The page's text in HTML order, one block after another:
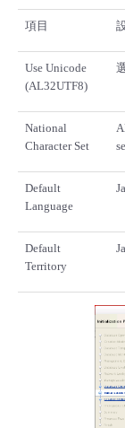
項目
Use Unicode
(AL32UTF8)
National
Character Set
Default
Language
Default
Territory